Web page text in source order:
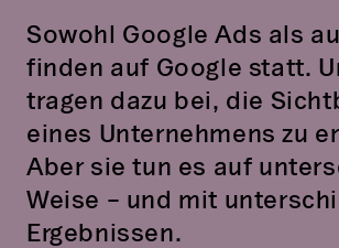
Sowohl Google Ads als
finden auf Google statt.
tragen dazu bei, die
eines Unternehmens zu
Aber sie tun es auf
Weise – und mit
Ergebnissen.